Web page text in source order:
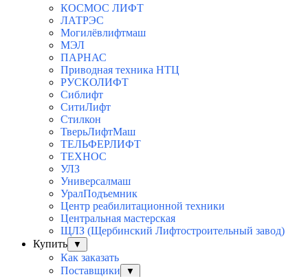
КОСМОС ЛИФТ
ЛАТРЭС
Могилёвлифтмаш
МЭЛ
ПАРНАС
Приводная техника НТЦ
РУСКОЛИФТ
Сиблифт
СитиЛифт
Стилкон
ТверьЛифтМаш
ТЕЛЬФЕРЛИФТ
ТЕХНОС
УЛЗ
Универсалмаш
УралПодъемник
Центр реабилитационной техники
Центральная мастерская
ЩЛЗ (Щербинский Лифтостроительный завод)
Купить
▼
Как заказать
Поставщики
▼